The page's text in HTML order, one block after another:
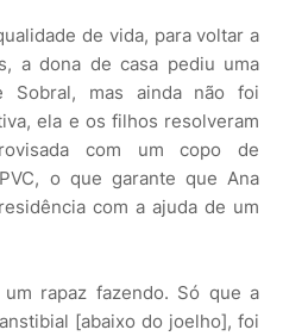
de vida, para voltar a
a dona de casa pediu uma
Sobral, mas ainda não foi
ela e os filhos resolveram
com um copo de
o que garante que Ana
com a ajuda de um
rapaz fazendo. Só que a
[abaixo do joelho], foi